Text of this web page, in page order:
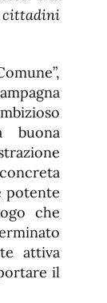
buona
potente
che
attiva
il